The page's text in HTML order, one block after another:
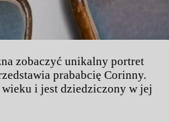
zobaczyć unikalny portret
prababcię Corinny.
i jest dziedziczony w jej